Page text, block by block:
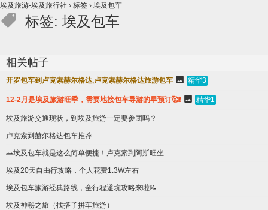
埃及旅游-埃及旅行社 › 标签 › 埃及包车
标签: 埃及包车
相关帖子
开罗包车到卢克索赫尔格达,卢克索赫尔格达旅游包车 精华3
12-2月是埃及旅游旺季，需要地接包车导游的早预订🥰❗ 精华1
埃及旅游交通现状，到埃及旅游一定要参团吗？
卢克索到赫尔格达包车推荐
🚗埃及包车就是这么简单便捷！卢克索到阿斯旺坐
埃及20天自由行攻略，个人花费1.3W左右
埃及包车旅游经典路线，全行程避坑攻略来啦📝
埃及神秘之旅（找搭子拼车旅游）